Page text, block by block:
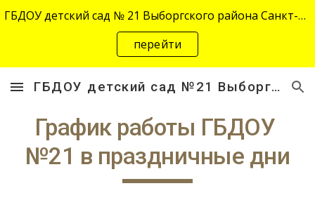
Skip to main content Skip to navigation
ГБДОУ детский сад № 21 Выборгского района Санкт-Петербурга переехал на новый адрес "site-2645.siteedu.ru".
перейти
ГБДОУ детский сад №21 Выборгского района Санкт-Петербурга
График работы ГБДОУ
№21 в праздничные дни